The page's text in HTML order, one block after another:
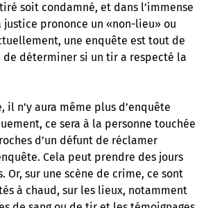
soit condamné, et dans l’immense
justice prononce un «non-lieu» ou
une enquête est tout de
de déterminer si un tir a respecté la
il n’y aura même plus d’enquête
ce sera à la personne touchée
d’un défunt de réclamer
Cela peut prendre des jours
Or, sur une scène de crime, ce sont
à chaud, sur les lieux, notamment